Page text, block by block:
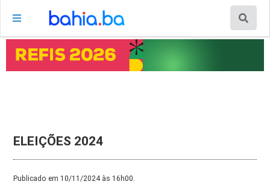
ELEIÇÕES 2024
Publicado em 10/11/2024 às 16h00.